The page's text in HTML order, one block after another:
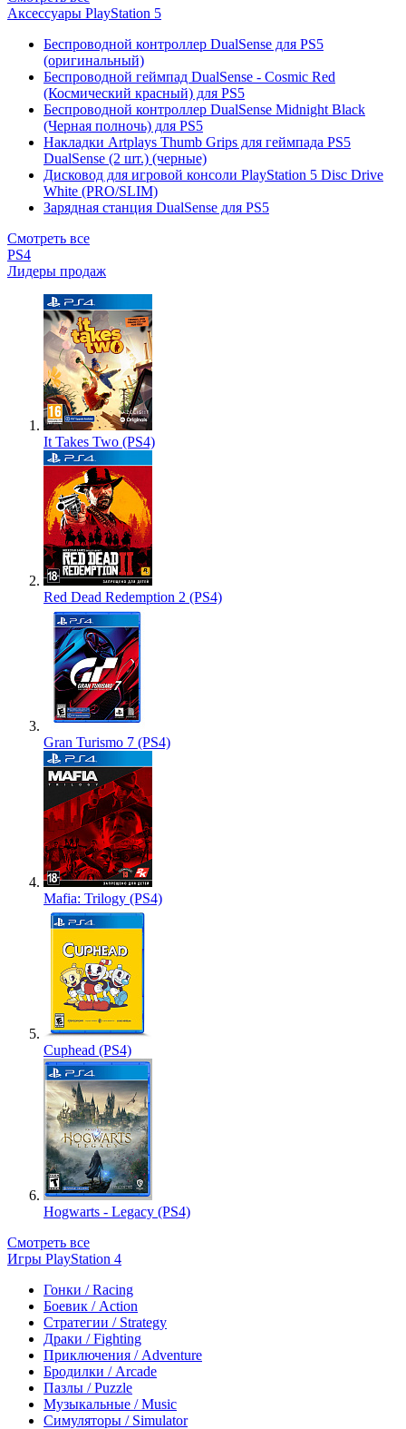
Аксессуары PlayStation 5
Беспроводной контроллер DualSense для PS5
(оригинальный)
Беспроводной геймпад DualSense - Cosmic Red
(Космический красный) для PS5
Беспроводной контроллер DualSense Midnight Black
(Черная полночь) для PS5
Накладки Artplays Thumb Grips для геймпада PS5
DualSense (2 шт.) (черные)
Дисковод для игровой консоли PlayStation 5 Disc Drive
White (PRO/SLIM)
Зарядная станция DualSense для PS5
Смотреть все
PS4
Лидеры продаж
It Takes Two (PS4)
Red Dead Redemption 2 (PS4)
Gran Turismo 7 (PS4)
Mafia: Trilogy (PS4)
Cuphead (PS4)
Hogwarts - Legacy (PS4)
Смотреть все
Игры PlayStation 4
Гонки / Racing
Боевик / Action
Стратегии / Strategy
Драки / Fighting
Приключения / Adventure
Бродилки / Arcade
Пазлы / Puzzle
Музыкальные / Music
Симуляторы / Simulator